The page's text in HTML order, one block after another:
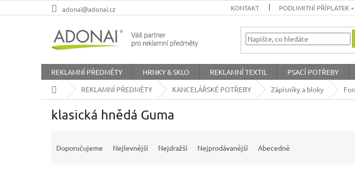
na
adonai@adonai.cz KONTAKT PODLIMITNÍ PŘÍPLATEK
REKLAMNÍ PŘEDMĚTY HRNKY & SKLO REKLAMNÍ TEXTIL PSACÍ POTŘEBY
Domů
REKLAMNÍ PŘEDMĚTY KANCELÁŘSKÉ POTŘEBY Zápisníky a bloky
klasická hnědá Guma
Doporučujeme Nejlevnější Nejdražší Nejprodávanější Abecedně